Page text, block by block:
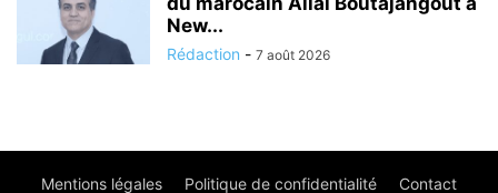
New...
Rédaction - 7 août 2026
Mentions légales Politique de confidentialité Contact